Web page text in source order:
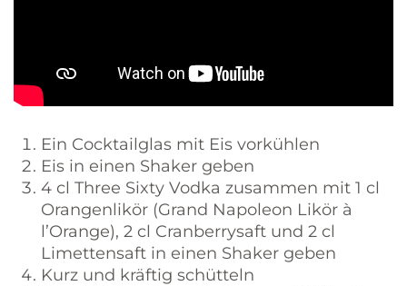
Ein Cocktailglas mit Eis vorkühlen
Eis in einen Shaker geben
4 cl Three Sixty Vodka zusammen mit 1 cl
Orangenlikör (Grand Napoleon Likör à
l’Orange), 2 cl Cranberrysaft und 2 cl
Limettensaft in einen Shaker geben
Kurz und kräftig schütteln